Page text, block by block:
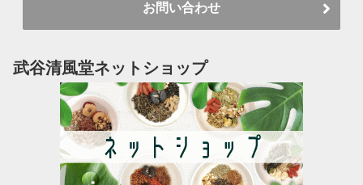
お問い合わせ
武谷清風堂ネットショップ